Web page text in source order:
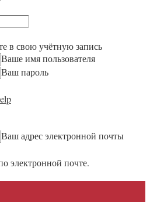
в свою учётную запись
Ваше имя пользователя
Ваш пароль
Ваш адрес электронной почты
электронной почте.